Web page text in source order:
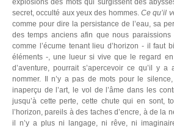
explosions des mots qui surgissent des
secret, occulté aux yeux des hommes. Ce qu’il
comme pour dire la persistance de l’eau, sa
des temps anciens afin que nous
comme l’écume tenant lieu d’horizon - il
éléments -, une lueur si vive que le regard
d’aventure, pourrait s’apercevoir ce qu’il y
nommer. Il n’y a pas de mots pour le
inaperçu de l’art, le vol de l’âme dans les
jusqu’à cette perte, cette chute qui en sont,
l’horizon, pareils à des taches d’encre, à de
il n’y a plus ni langage, ni rêve, ni